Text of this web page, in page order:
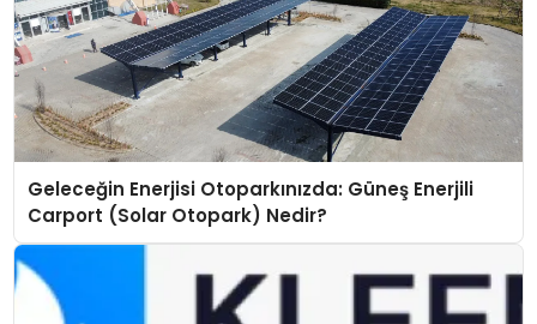
Geleceğin Enerjisi Otoparkınızda: Güneş Enerjili
Carport (Solar Otopark) Nedir?